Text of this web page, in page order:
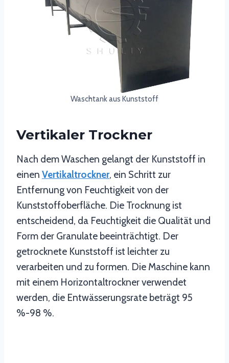
Waschtank aus Kunststoff
Vertikaler Trockner
Nach dem Waschen gelangt der Kunststoff in
einen Vertikaltrockner, ein Schritt zur
Entfernung von Feuchtigkeit von der
Kunststoffoberfläche. Die Trocknung ist
entscheidend, da Feuchtigkeit die Qualität und
Form der Granulate beeinträchtigt. Der
getrocknete Kunststoff ist leichter zu
verarbeiten und zu formen. Die Maschine kann
mit einem Horizontaltrockner verwendet
werden, die Entwässerungsrate beträgt 95
%-98 %.